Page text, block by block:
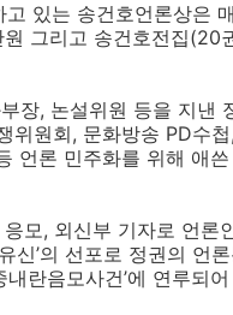
있는 송건호언론상은
그리고 송건호전집(20
장, 논설위원 등을 지낸
위원회, 문화방송 PD수
언론 민주화를 위해 애
모, 외신부 기자로 언론
신’의 선포로 정권의 언
란음모사건’에 연루되